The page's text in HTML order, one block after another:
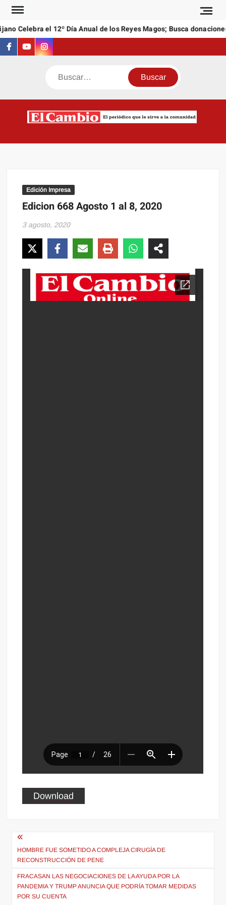
Saltar
contenido
Celebra el 12º Día Anual de los Reyes Magos; Busca
Facebook
YoutubeInstagram
Buscar
Edición Impresa
Edicion 668 Agosto 1 al 8, 2020
3 agosto, 2020
Download
Navegación
de
entradas
HOMBRE FUE SOMETIDO A COMPLEJA CIRUGÍA DE
RECONSTRUCCIÓN DE PENE
FRACASAN LAS NEGOCIACIONES DE LA AYUDA POR LA
PANDEMIA Y TRUMP ANUNCIA QUE PODRÍA TOMAR MEDIDAS
POR SU CUENTA